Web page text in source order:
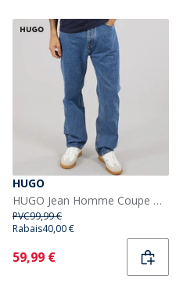
HUGO
HUGO Jean Homme Coupe Baggy Nate Bright Blue
PVC99,99 €
Rabais40,00 €
Current
59,99 €